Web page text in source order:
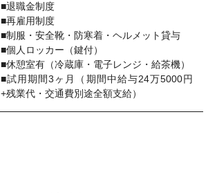
■退職金制度
■再雇用制度
■制服・安全靴・防寒着・ヘルメット貸与
■個人ロッカー（鍵付）
■休憩室有（冷蔵庫・電子レンジ・給茶機）
■試用期間3ヶ月（期間中給与24万5000円
+残業代・交通費別途全額支給）